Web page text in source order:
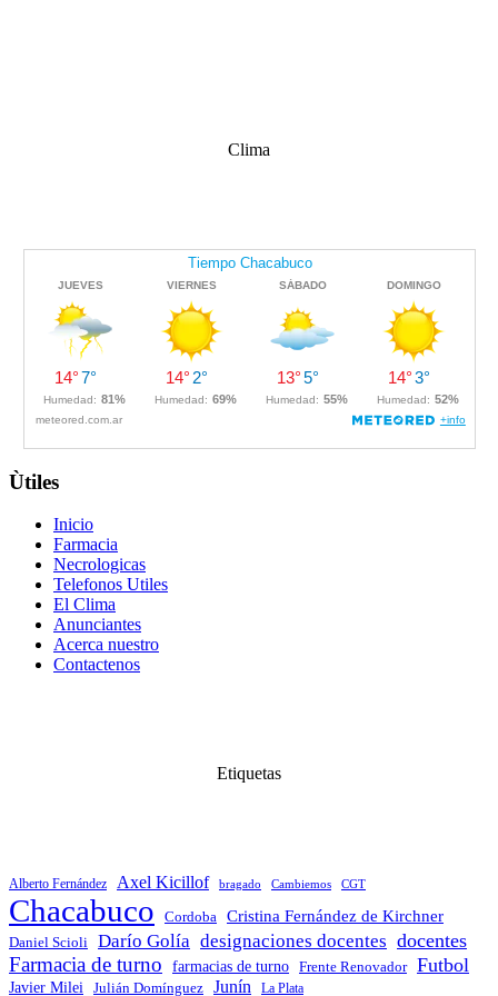
Clima
Ùtiles
Inicio
Farmacia
Necrologicas
Telefonos Utiles
El Clima
Anunciantes
Acerca nuestro
Contactenos
Etiquetas
Alberto Fernández Axel Kicillof bragado Cambiemos CGT
Chacabuco Cordoba Cristina Fernández de Kirchner
Daniel Scioli Darío Golía designaciones docentes docentes
Farmacia de turno farmacias de turno Frente Renovador Futbol
Javier Milei Julián Domínguez Junín La Plata